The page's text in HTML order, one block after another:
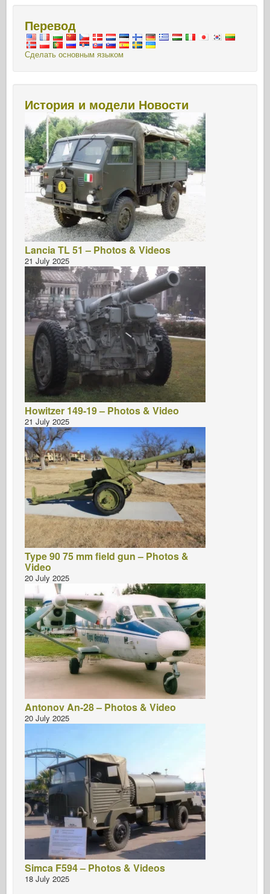
ТанкВласть
Грузовики и танки
Макеты
Академии
Модели тузов
Клуб AFV
Airfix
Ввс
Модель АЗ
Черная собака
Бронко
Кибер-хобби
Днепромодель
Дракона
Эдуард
E.T. Модель
Тонкие формы
Силы доблести
ФриулМодель
Хасэгава
Хеллер
ХоббиБос
Модели IBG
Италери
Легенда
Менг Модель
Тамия
Tristar
Трубач
Звезда
Альбомы-Фотографии
Прогулка вокруг
Книги
Dvd
ле журнал
Комплекты
k
Перевод
Сделать основным языком
История и модели Новости
Lancia TL 51 – Photos & Videos
21 July 2025
Howitzer 149-19 – Photos & Video
21 July 2025
Type 90 75 mm field gun – Photos &
Video
20 July 2025
Antonov An-28 – Photos & Video
20 July 2025
Simca F594 – Photos & Videos
18 July 2025